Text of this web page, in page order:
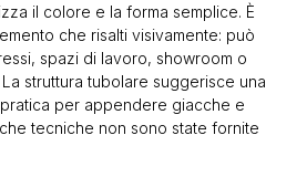
il colore e la forma semplice. È
che risalti visivamente: può
spazi di lavoro, showroom o
struttura tubolare suggerisce una
per appendere giacche e
tecniche non sono state fornite